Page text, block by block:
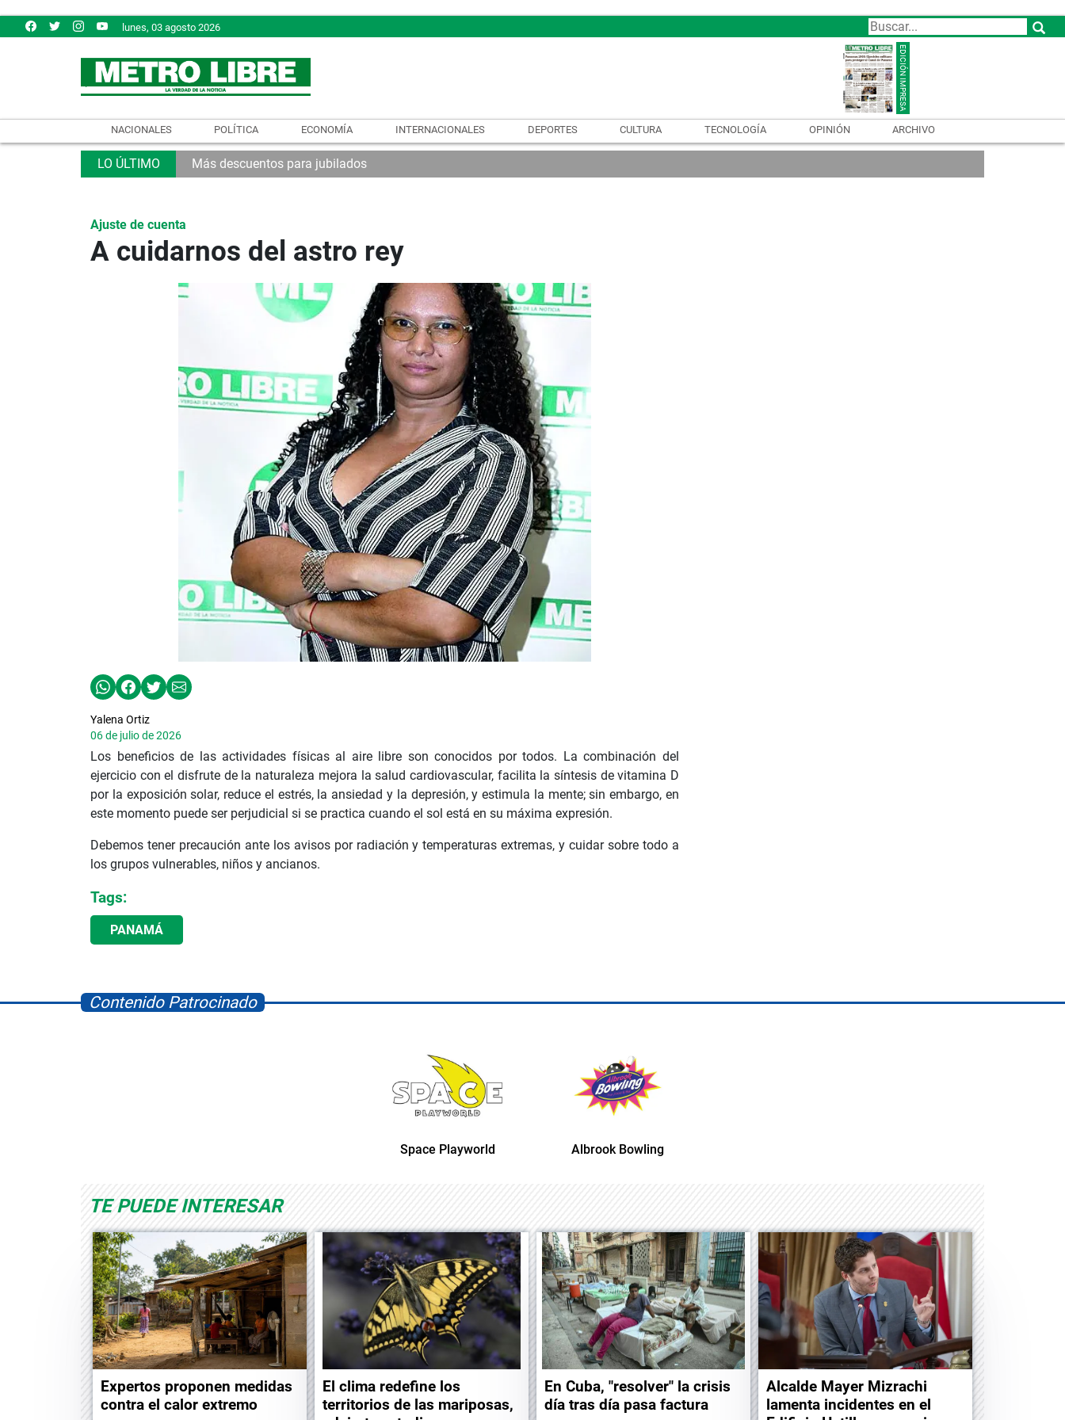
lunes, 03 agosto 2026
NACIONALES POLÍTICA ECONOMÍA INTERNACIONALES DEPORTES CULTURA TECNOLOGÍA OPINIÓN ARCHIVO
Más descuentos para jubilados
Ajuste de cuenta
A cuidarnos del astro rey
Yalena Ortiz
06 de julio de 2026
Los beneficios de las actividades físicas al aire libre son conocidos por todos. La combinación del
ejercicio con el disfrute de la naturaleza mejora la salud cardiovascular, facilita la síntesis de vitamina D
por la exposición solar, reduce el estrés, la ansiedad y la depresión, y estimula la mente; sin embargo, en
este momento puede ser perjudicial si se practica cuando el sol está en su máxima expresión.
Debemos tener precaución ante los avisos por radiación y temperaturas extremas, y cuidar sobre todo a
los grupos vulnerables, niños y ancianos.
Tags:
PANAMÁ
Contenido Patrocinado
Albrook Bowling Space Playworld
TE PUEDE INTERESAR
Expertos proponen medidas
contra el calor extremo
El clima redefine los
territorios de las mariposas,
En Cuba, "resolver" la crisis
día tras día pasa factura
Alcalde Mayer Mizrachi
lamenta incidentes en el